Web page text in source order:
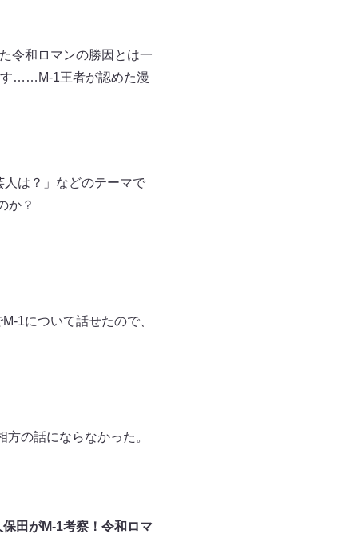
令和ロマンの勝因とは一
す……M-1王者が認めた漫
は？」などのテーマで
か？
1について話せたので、
の話にならなかった。
田がM-1考察！令和ロマ